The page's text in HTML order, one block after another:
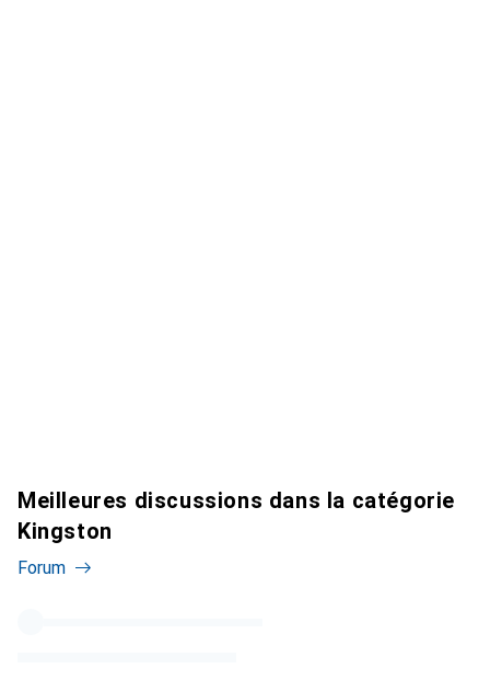
Meilleures discussions dans la catégorie
Kingston
Forum